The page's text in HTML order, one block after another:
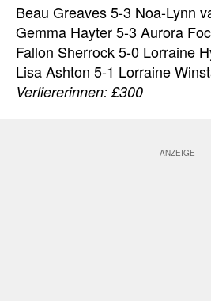
Beau Greaves 5-3 Noa-Lynn
Gemma Hayter 5-3 Aurora
Fallon Sherrock 5-0 Lorraine
Lisa Ashton 5-1 Lorraine
Verliererinnen: £300